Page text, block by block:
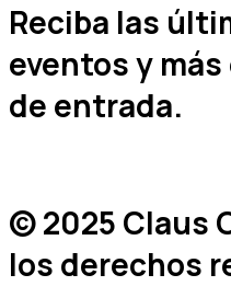
Reciba las
eventos y
de entrada.
© 2025 Claus
los derechos